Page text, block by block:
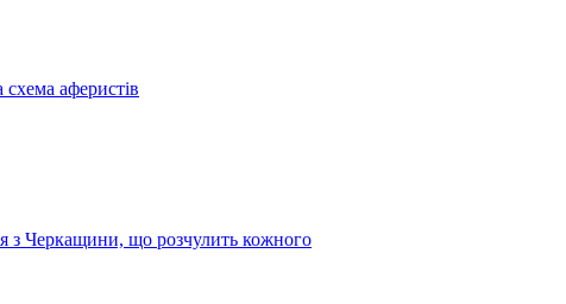
аферистів
з Черкащини, що розчулить кожного